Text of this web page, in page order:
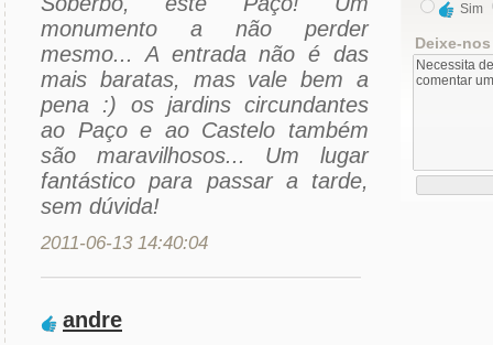
monumento a não perder
mesmo... A entrada não é das
mais baratas, mas vale bem a
pena :) os jardins circundantes
ao Paço e ao Castelo também
são maravilhosos... Um lugar
fantástico para passar a tarde,
sem dúvida!
2011-06-13 14:40:04
andre
Sim
Deixe-